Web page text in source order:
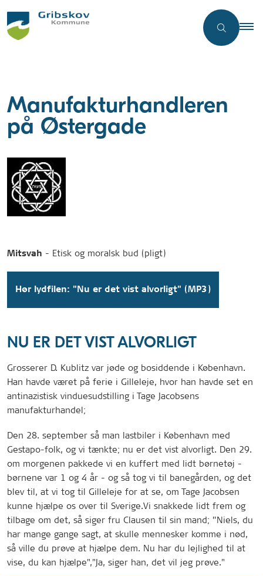
Manufakturhandleren
på Østergade
Mitsvah - Etisk og moralsk bud (pligt)
Hør lydfilen: "Nu er det vist alvorligt" (MP3)
NU ER DET VIST ALVORLIGT
Grosserer D. Kublitz var jøde og bosiddende i København.
Han havde været på ferie i Gilleleje, hvor han havde set en
antinazistisk vinduesudstilling i Tage Jacobsens
manufakturhandel;
Den 28. september så man lastbiler i København med
Gestapo-folk, og vi tænkte; nu er det vist alvorligt. Den 29.
om morgenen pakkede vi en kuffert med lidt børnetøj -
børnene var 1 og 4 år - og så tog vi til banegården, og det
blev til, at vi tog til Gilleleje for at se, om Tage Jacobsen
kunne hjælpe os over til Sverige.Vi snakkede lidt frem og
tilbage om det, så siger fru Clausen til sin mand; ”Niels, du
har mange gange sagt, at skulle mennesker komme i nød,
så ville du prøve at hjælpe dem. Nu har du lejlighed til at
vise, du kan hjælpe","Ja, siger han, det vil jeg prøve."